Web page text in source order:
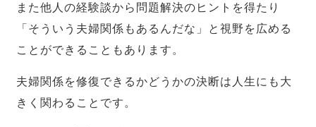
また他人の経験談から問題解決のヒントを得たり
「そういう夫婦関係もあるんだな」と視野を広める
ことができることもあります。
夫婦関係を修復できるかどうかの決断は人生にも大
きく関わることです。